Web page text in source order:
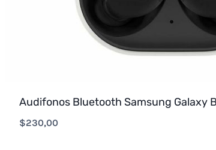
Audifonos Bluetooth Samsung Galaxy
$230,00